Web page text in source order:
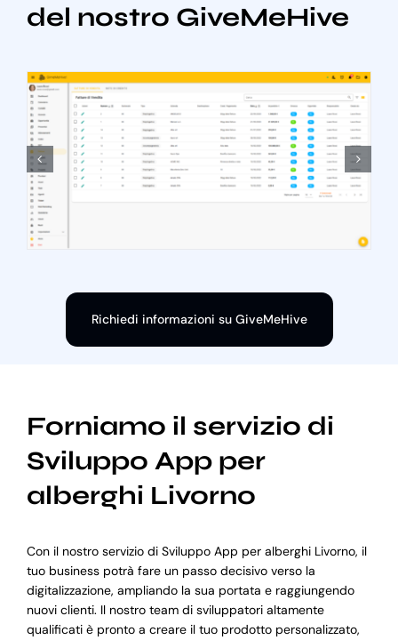
del nostro GiveMeHive
Richiedi informazioni su GiveMeHive
Forniamo il servizio di
Sviluppo App per
alberghi Livorno
Con il nostro servizio di Sviluppo App per alberghi Livorno, il
tuo business potrà fare un passo decisivo verso la
digitalizzazione, ampliando la sua portata e raggiungendo
nuovi clienti. Il nostro team di sviluppatori altamente
qualificati è pronto a creare il tuo prodotto personalizzato,